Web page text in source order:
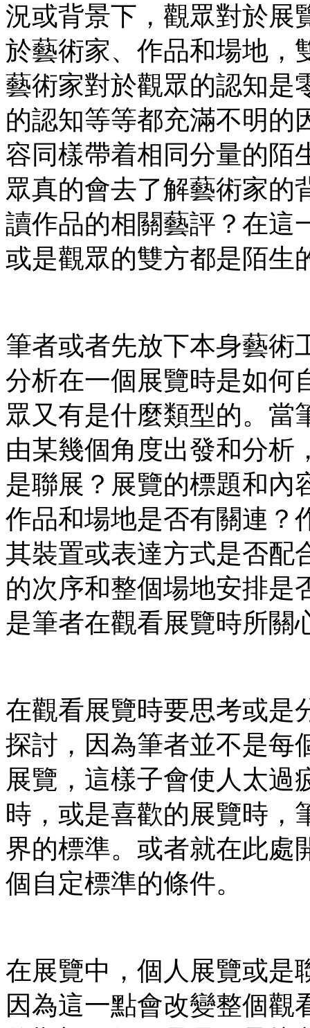
況或背景下，觀眾對於展
於藝術家、作品和場地，
藝術家對於觀眾的認知是
的認知等等都充滿不明的
容同樣帶着相同分量的陌
眾真的會去了解藝術家的
讀作品的相關藝評？在這
或是觀眾的雙方都是陌生
筆者或者先放下本身藝術
分析在一個展覽時是如何
眾又有是什麼類型的。當
由某幾個角度出發和分析
是聯展？展覽的標題和內
作品和場地是否有關連？
其裝置或表達方式是否配
的次序和整個場地安排是
是筆者在觀看展覽時所關
在觀看展覽時要思考或是
探討，因為筆者並不是每
展覽，這樣子會使人太過
時，或是喜歡的展覽時，
界的標準。或者就在此處
個自定標準的條件。
在展覽中，個人展覽或是
因為這一點會改變整個觀